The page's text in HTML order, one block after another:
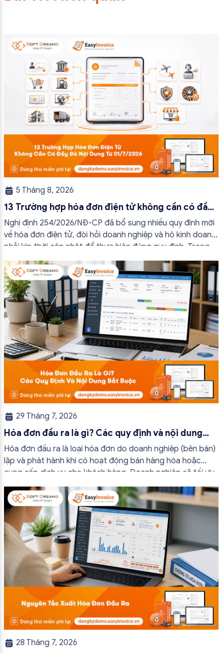
5 Tháng 8, 2026
13 Trường hợp hóa đơn điện tử không cần có đầy
đủ nội dung từ 01/7/2026
Nghị định 254/2026/NĐ-CP đã bổ sung nhiều quy định mới
về hóa đơn điện tử, đòi hỏi doanh nghiệp và hộ kinh doanh
phải kịp thời cập nhật để thực hiện đúng quy định. Trong
bài viết này, hóa đơn điện tử EasyInvoice sẽ chia sẻ 13
trường hợp hóa đơn điện tử không cần […]
29 Tháng 7, 2026
Hóa đơn đầu ra là gì? Các quy định và nội dung
bắt buộc mới nhất
Hóa đơn đầu ra là loại hóa đơn do doanh nghiệp (bên bán)
lập và phát hành khi có hoạt động bán hàng hóa hoặc
cung cấp dịch vụ cho khách hàng. Doanh nghiệp sẽ tối ưu
quy trình vận hành và tránh được những án phạt hành
chính không đáng có nếu nắm rõ […]
28 Tháng 7, 2026